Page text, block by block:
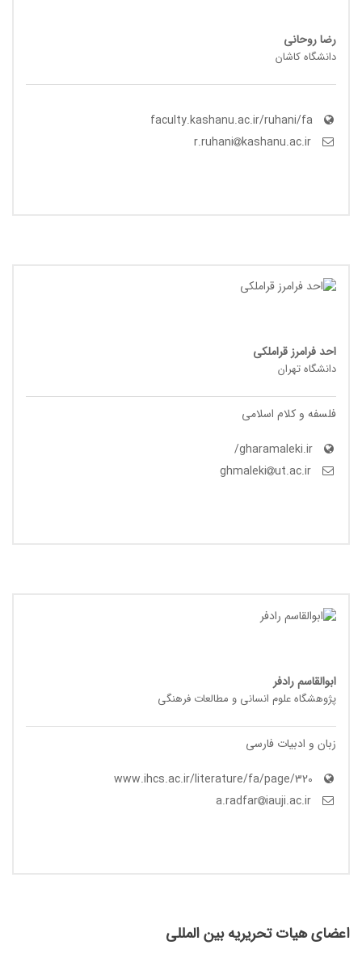
رضا روحانی
دانشگاه کاشان
faculty.kashanu.ac.ir/ruhani/fa
kashanu.ac.ir
احد فرامرز قراملکی
دانشگاه تهران
فلسفه و کلام اسلامی
gharamaleki.ir/
ut.ac.ir
ابوالقاسم رادفر
پژوهشگاه علوم انسانی و مطالعات فرهنگی
زبان و ادبیات فارسی
www.ihcs.ac.ir/literature/fa/page/320
iauji.ac.ir
اعضای هیات تحریریه بین المللی